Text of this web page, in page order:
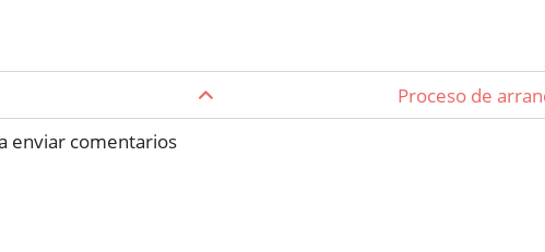
de Book para Administración
Proceso de
enviar comentarios